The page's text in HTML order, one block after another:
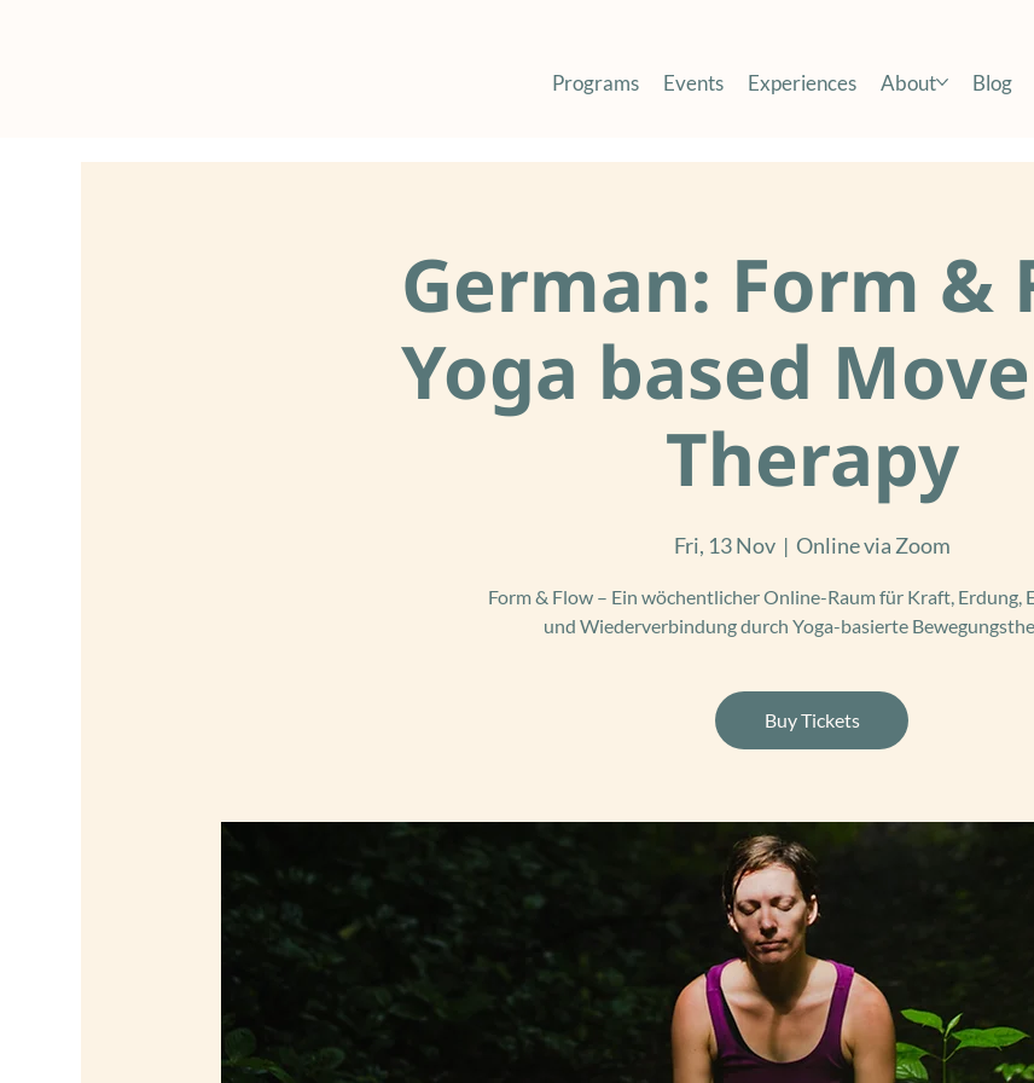
Programs Events Experiences About Blog
German: Form &
Yoga based
Therapy
Fri, 13 Nov
  |
Online via Zoom
Form & Flow – Ein wöchentlicher Online-Raum für Kraft, Erdung,
und Wiederverbindung durch Yoga-basierte
Buy Tickets